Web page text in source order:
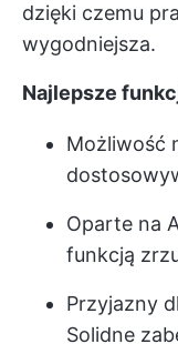
dzięki czemu
wygodniejsza.
Najlepsze
Możliwość
Oparte na
funkcją
Przyjazny
Solidne